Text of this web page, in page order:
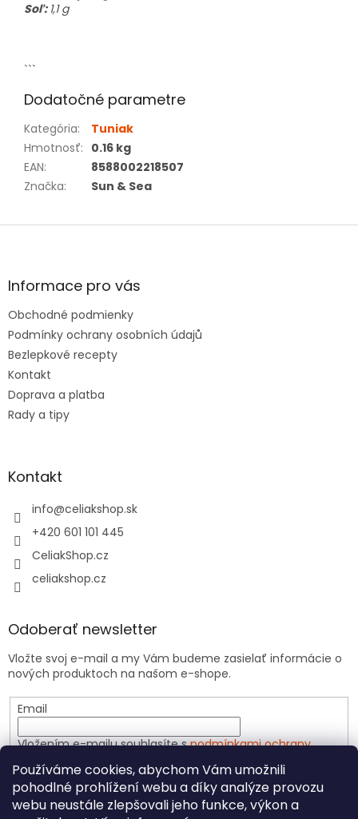
Používáme cookies, abychom Vám umožnili
pohodlné prohlížení webu a díky analýze provozu
webu neustále zlepšovali jeho funkce, výkon a
Soľ: 1,1 g
```
Dodatočné parametre
Kategória:
Tuniak
Hmotnosť: 0.16 kg
EAN:
8588002218507
Značka: Sun & Sea
Z
ä
e
Informace pro vás
Obchodné podmienky
Podmínky ochrany osobních údajů
Bezlepkové recepty
Kontakt
Doprava a platba
Rady a tipy
Kontakt
info@celiakshop.sk
+420 601 101 445
CeliakShop.cz
celiakshop.cz
Odoberať newsletter
Vložte svoj e-mail a my Vám budeme zasielať informácie o
nových produktoch na našom e-shope.
Email
Vložením e-mailu souhlasíte spodmínkami ochrany
PRIHLÁSIŤ SA